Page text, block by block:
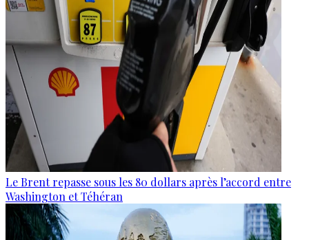
Le Brent repasse sous les 80 dollars après l’accord entre
Washington et Téhéran